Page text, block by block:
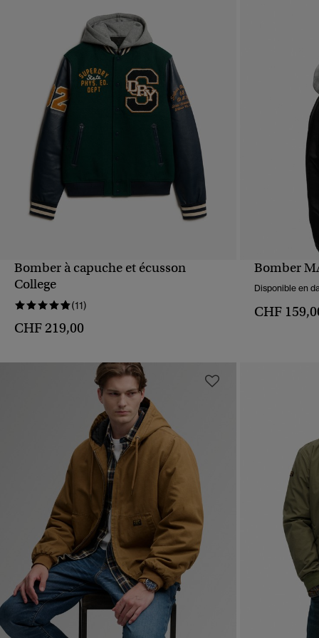
APERÇU RAPIDE
Bomber à capuche et écusson
College
(11)
CHF 219,00
Bomber
Disponible en
CHF